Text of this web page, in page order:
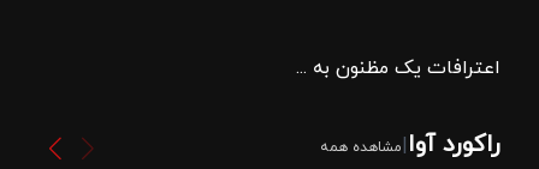
اعترافات یک مظنون به قتل
راکورد آوا|مشاهده همه